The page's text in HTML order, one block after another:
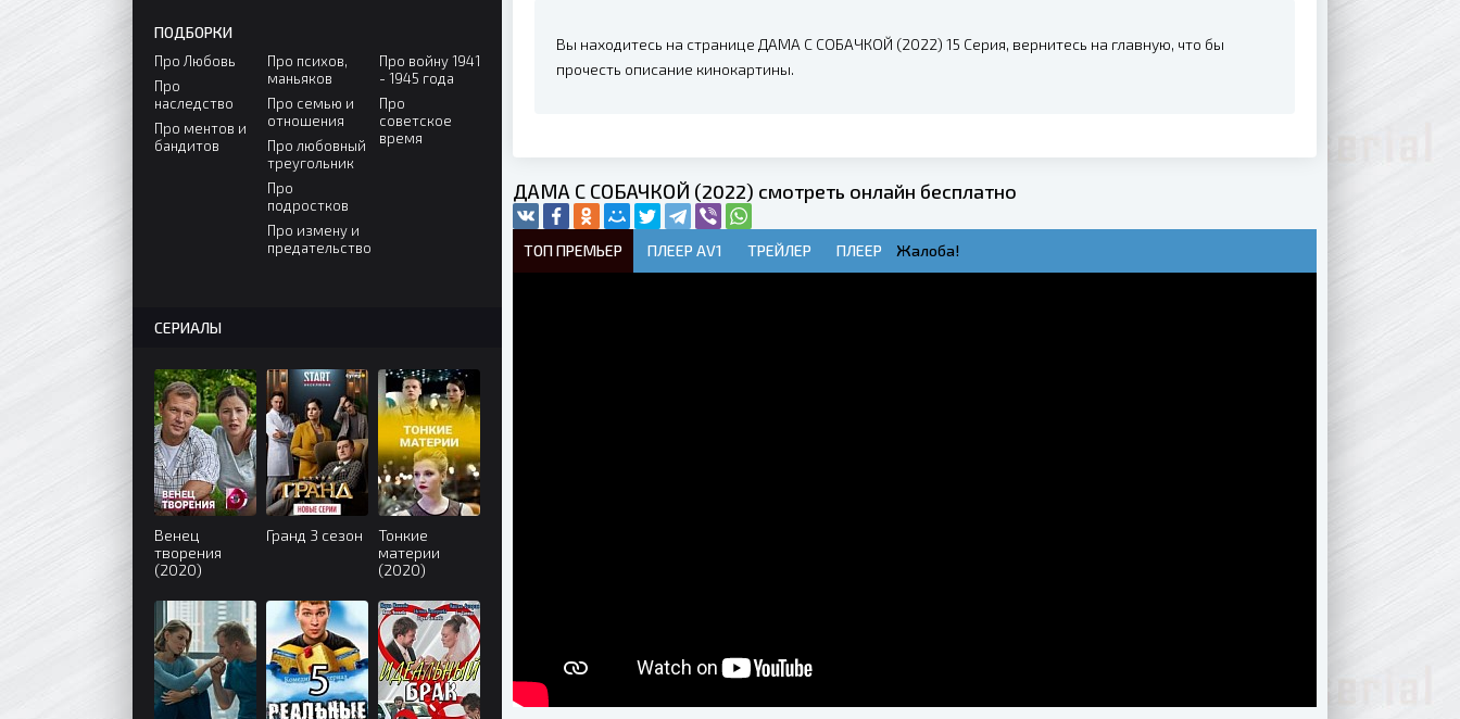
Вы находитесь на странице ДАМА С СОБАЧКОЙ (2022) 15 Серия, вернитесь на главную, что бы
прочесть описание кинокартины.
ДАМА С СОБАЧКОЙ (2022) смотреть онлайн бесплатно
ТОП ПРЕМЬЕР ПЛЕЕР AV1 ТРЕЙЛЕР ПЛЕЕР Жалоба!
ПОДБОРКИ
Про Любовь
Про
наследство
Про ментов и
бандитов
Про психов,
маньяков
Про семью и
отношения
Про любовный
треугольник
Про
подростков
Про измену и
предательство
Про войну 1941
- 1945 года
Про
советское
время
СЕРИАЛЫ
Венец
творения
(2020)
Гранд 3 сезон
Тонкие
материи
(2020)